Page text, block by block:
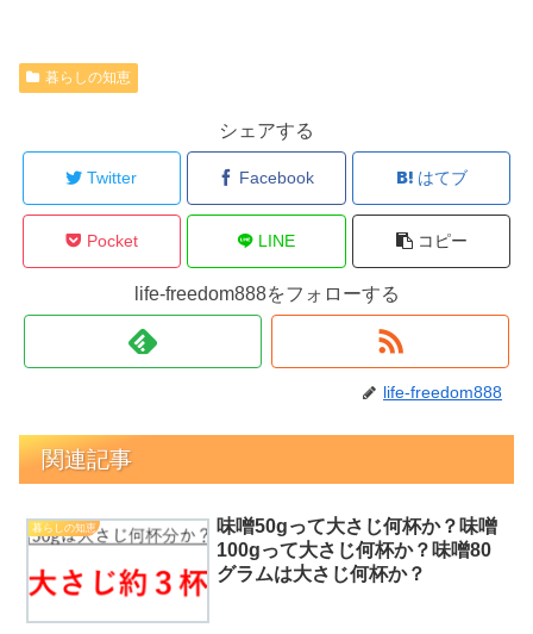
暮らしの知恵
シェアする
Twitter Facebook はてブ
Pocket LINE コピー
life-freedom888をフォローする
life-freedom888
関連記事
暮らしの知恵
味噌50gって大さじ何杯か？味噌
100gって大さじ何杯か？味噌80
グラムは大さじ何杯か？